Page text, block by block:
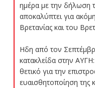
ημέρα με την
αποκαλύπτει για
Βρετανίας και του
Ηδη από τον
κατακλείδα στην
θετικό για την
ευαισθητοποίηση της